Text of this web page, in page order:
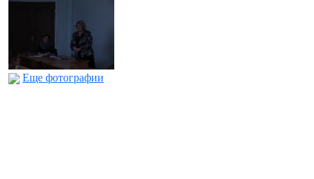
Еще фотографии